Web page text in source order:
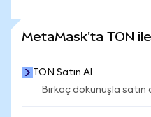
MetaMask'ta TON ile
TON Satın Al
Birkaç dokunuşla satın